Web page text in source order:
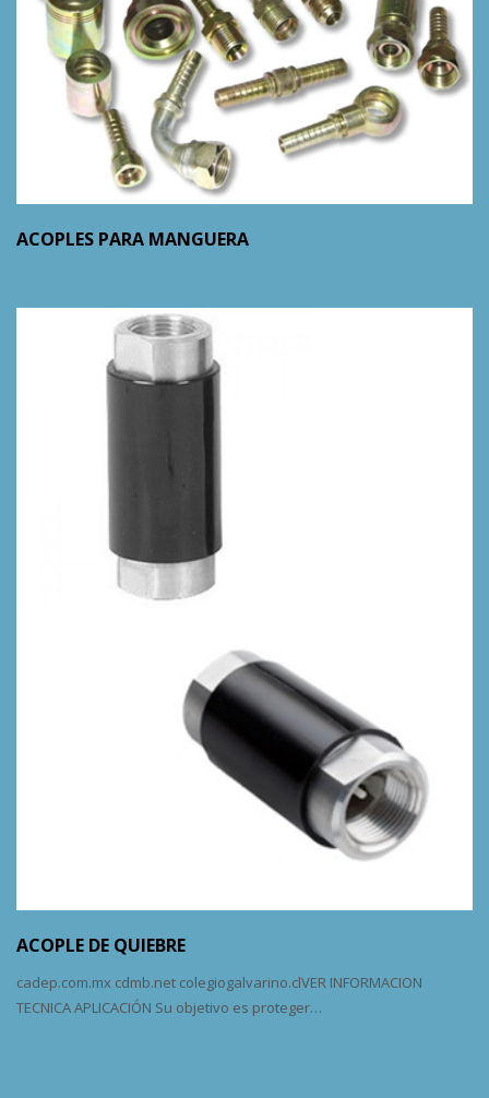
ACOPLES PARA MANGUERA
ACOPLE DE QUIEBRE
cadep.com.mx cdmb.net colegiogalvarino.clVER INFORMACION
TECNICA APLICACIÓN Su objetivo es proteger…